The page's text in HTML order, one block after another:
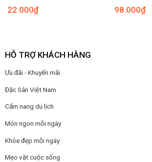
22.000₫ 98.000₫
HỖ TRỢ KHÁCH HÀNG
Ưu đãi - Khuyến mãi
Đặc Sản Việt Nam
Cẩm nang du lịch
Món ngon mỗi ngày
Khỏe đẹp mỗi ngày
Mẹo vặt cuộc sống